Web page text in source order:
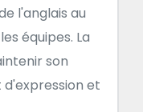
l'anglais au
équipes. La
son
et